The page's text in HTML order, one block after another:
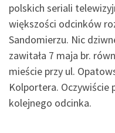
polskich seriali
większości odcinków
Sandomierzu. Nic
zawitała 7 maja br.
mieście przy ul.
Kolportera. Oczywiście
kolejnego odcinka.